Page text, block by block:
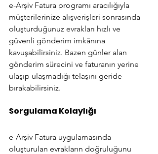
e-Arşiv Fatura programı aracılığıyla
müşterilerinize alışverişleri sonrasında
oluşturduğunuz evrakları hızlı ve
güvenli gönderim imkânına
kavuşabilirsiniz. Bazen günler alan
gönderim sürecini ve faturanın yerine
ulaşıp ulaşmadığı telaşını geride
bırakabilirsiniz.
Sorgulama Kolaylığı
e-Arşiv Fatura uygulamasında
oluşturulan evrakların doğruluğunu